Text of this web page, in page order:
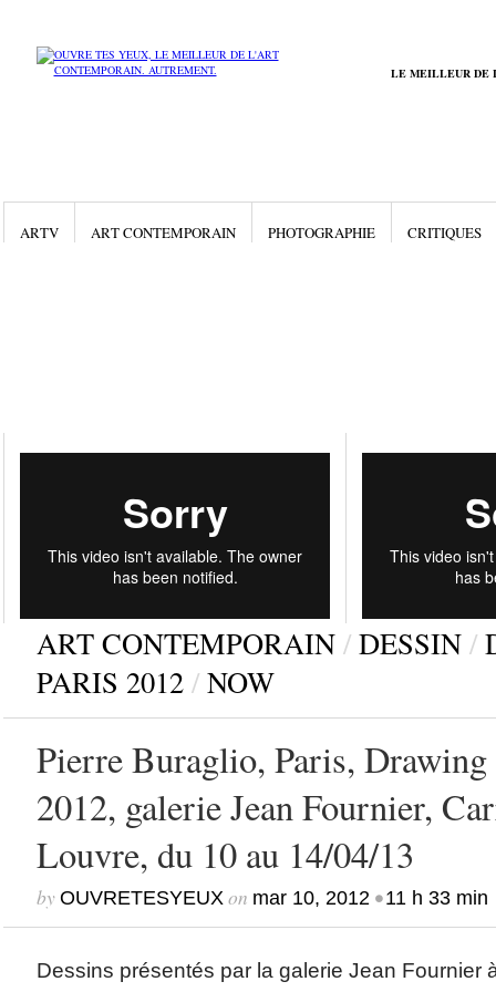
LE MEILLEUR DE
Gallery
ARTV ART CONTEMPORAIN PHOTOGRAPHIE CRITIQUES
ART CONTEMPORAIN / DESSIN /
PARIS 2012 / NOW
Pierre Buraglio, Paris,
2012, galerie Jean Fournier,
Louvre, du 10 au 14/04/13
by OUVRETESYEUXon mar 10, 2012•11 h 33 min
Dessins présentés par la galerie Jean Fournier